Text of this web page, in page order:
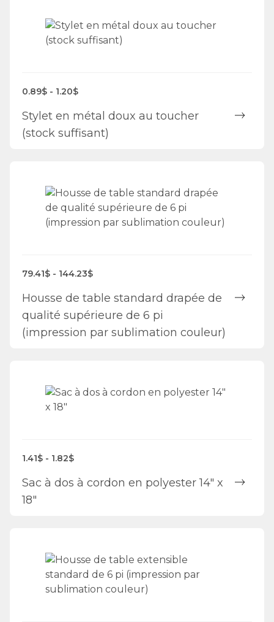
0.89$ - 1.20$
Stylet en métal doux au toucher
(stock suffisant)
79.41$ - 144.23$
Housse de table standard drapée de
qualité supérieure de 6 pi
(impression par sublimation couleur)
1.41$ - 1.82$
Sac à dos à cordon en polyester 14" x
18"